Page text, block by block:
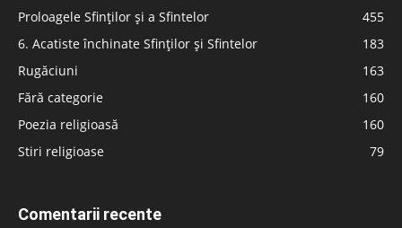
Proloagele Sfinților și a Sfintelor
455
6. Acatiste închinate Sfinților și Sfintelor
183
Rugăciuni
163
Fără categorie
160
Poezia religioasă
160
Stiri religioase
79
Comentarii recente